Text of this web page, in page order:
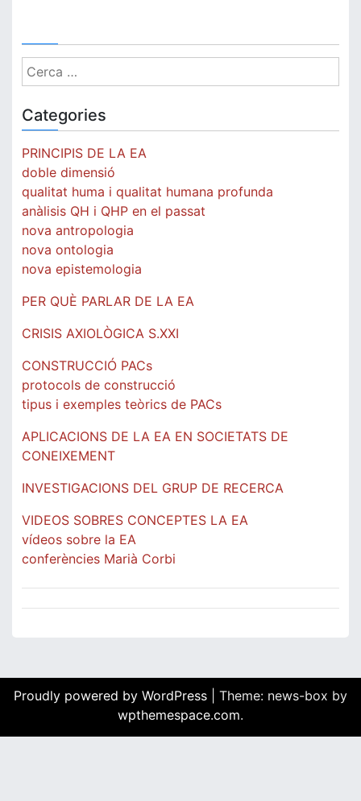
Cerca:
Categories
PRINCIPIS DE LA EA
doble dimensió
qualitat huma i qualitat humana profunda
anàlisis QH i QHP en el passat
nova antropologia
nova ontologia
nova epistemologia
PER QUÈ PARLAR DE LA EA
CRISIS AXIOLÒGICA S.XXI
CONSTRUCCIÓ PACs
protocols de construcció
tipus i exemples teòrics de PACs
APLICACIONS DE LA EA EN SOCIETATS DE
CONEIXEMENT
INVESTIGACIONS DEL GRUP DE RECERCA
VIDEOS SOBRES CONCEPTES LA EA
vídeos sobre la EA
conferències Marià Corbi
Proudly powered by WordPress
Theme: news-box by
wpthemespace.com.